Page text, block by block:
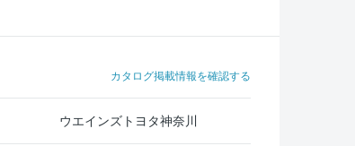
カタログ掲載情報を確認する
ウエインズトヨタ神奈川